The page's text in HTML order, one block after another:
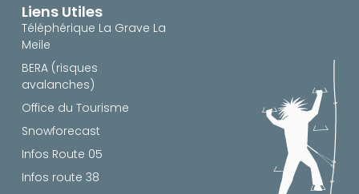
Liens Utiles
Téléphérique La Grave La
Meile
BERA (risques
avalanches)
Office du Tourisme
Snowforecast
Infos Route 05
Infos route 38